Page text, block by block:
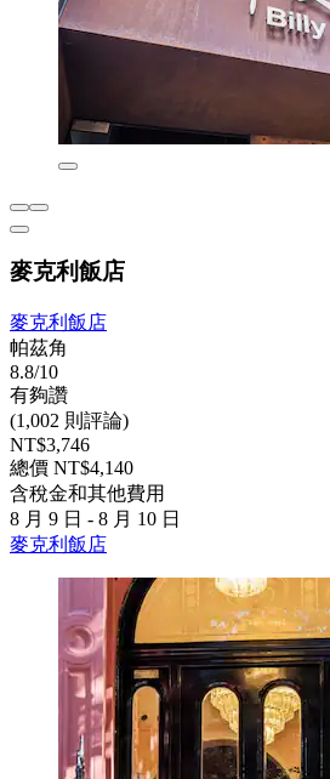
麥克利飯店
麥克利飯店
帕茲角
8.8/10
有夠讚
(1,002 則評論)
NT$3,746
總價 NT$4,140
含稅金和其他費用
8 月 9 日 - 8 月 10 日
麥克利飯店